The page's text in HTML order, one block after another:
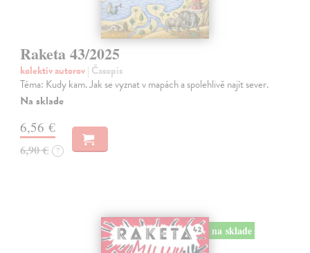
Raketa 43/2025
kolektív autorov| Časopis
Téma: Kudy kam. Jak se vyznat v mapách a spolehlivě najít sever.
Na sklade
6,56 €
6,90 € ?
na sklade